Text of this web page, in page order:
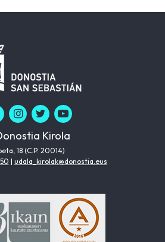
Kirola
18 (C.P. 20014)
| udala_kirolak@donostia.eus